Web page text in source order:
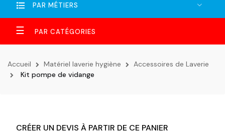
PAR MÉTIERS
Basculer
la
navigation
☰
Accueil Matériel laverie hygiène
Accessoires de Laverie
Kit pompe de vidange
CRÉER UN DEVIS À PARTIR DE CE PANIER